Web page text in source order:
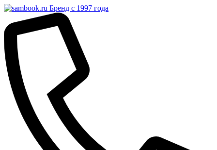
Бренд с 1997 года